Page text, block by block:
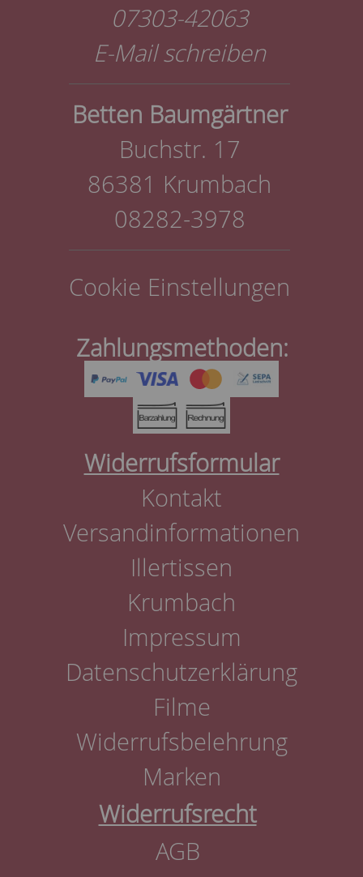
07303-42063
E-Mail schreiben
Betten Baumgärtner
Buchstr. 17
86381 Krumbach
08282-3978
Cookie Einstellungen
Zahlungsmethoden:
Widerrufsformular
Kontakt
Versandinformationen
Illertissen
Krumbach
Impressum
Datenschutzerklärung
Filme
Widerrufsbelehrung
Marken
Widerrufsrecht
AGB